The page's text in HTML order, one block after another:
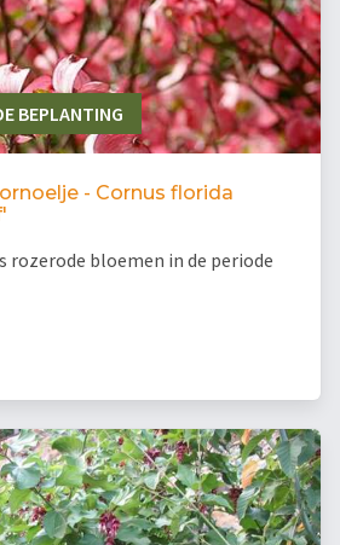
BEPLANTING
- Cornus florida
rozerode bloemen in de periode